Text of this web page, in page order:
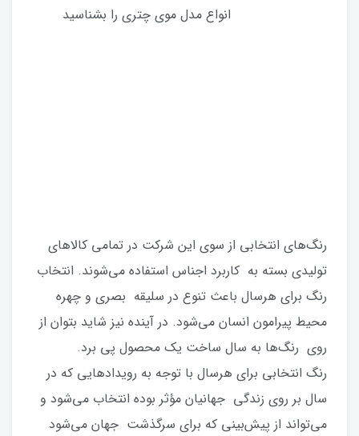
انواع مدل موی چتری را بشناسید
رنگ‌های انتخابی از سوی این شرکت در تمامی کالاهای
تولیدی بسته به کاربرد اجناس استفاده می‌شوند. انتخاب
رنگ برای هرسال باعث تنوع در سلیقه بصری و چهره
محیط پیرامون انسان می‌شود. در آینده نیز شاید بتوان از
روی رنگ‌ها به سال ساخت یک محصول پی برد.
رنگ انتخابی برای هرسال با توجه به رویدادهایی که در
سال بر روی زندگی جهانیان مؤثر بوده انتخاب می‌شود و
می‌تواند از پیش‌بینی که برای سرگذشت جهان می‌شود